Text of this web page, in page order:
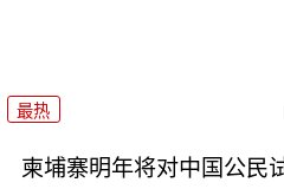
最热
柬埔寨明年将对中国公民